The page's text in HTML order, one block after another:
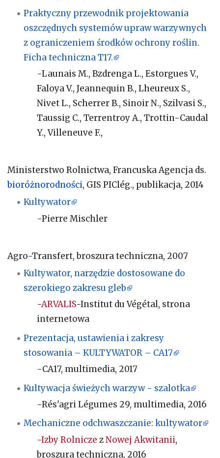
Praktyczny przewodnik projektowania
oszczędnych systemów upraw warzywnych
z ograniczeniem środków ochrony roślin.
Ficha techniczna T17.
-Launais M., Bzdrenga L., Estorgues V.,
Faloya V., Jeannequin B., Lheureux S.,
Nivet L., Scherrer B., Sinoir N., Szilvasi S.,
Taussig C., Terrentroy A., Trottin-Caudal
Y., Villeneuve F.,
Ministerstwo Rolnictwa, Francuska Agencja ds.
bioróżnorodności, GIS PIClég., publikacja, 2014
Kultywator
-Pierre Mischler
Agro-Transfert, broszura techniczna, 2007
Kultywator, narzędzie dostosowane do
szerokiego zakresu gleb
-ARVALIS-Institut du Végétal, strona
internetowa
Prezentacja, ustawienia i zakresy
stosowania – KULTYWATOR – CA17
-CA17, multimedia, 2017
Kultywacja świeżych warzyw - szalotka
-Rés'agri Légumes 29, multimedia, 2016
Mechaniczne odchwaszczanie: kultywator
-Izby Rolnicze zNowej Akwitanii,
broszura techniczna, 2016